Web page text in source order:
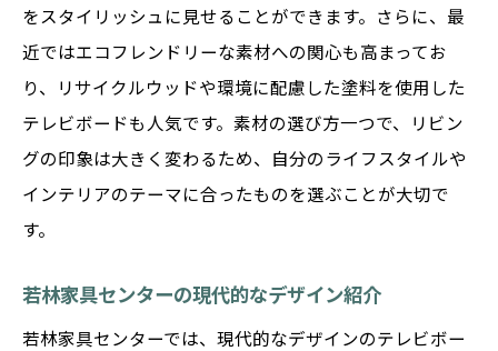
をスタイリッシュに見せることができます。さらに、最
近ではエコフレンドリーな素材への関心も高まってお
り、リサイクルウッドや環境に配慮した塗料を使用した
テレビボードも人気です。素材の選び方一つで、リビン
グの印象は大きく変わるため、自分のライフスタイルや
インテリアのテーマに合ったものを選ぶことが大切で
す。
若林家具センターの現代的なデザイン紹介
若林家具センターでは、現代的なデザインのテレビボー